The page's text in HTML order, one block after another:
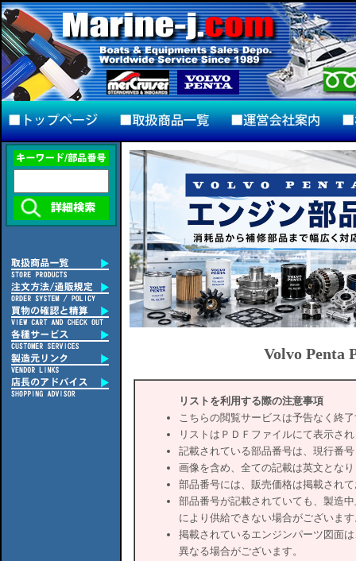
Volvo Penta
リストを利用する際の注意事項
こちらの閲覧サービスは予告なく終
リストはＰＤＦファイルにて表示さ
記載されている部品番号は、現行番
画像を含め、全ての記載は英文とな
部品番号には、販売価格は掲載され
部品番号が記載されていても、製造
により供給できない場合がございま
掲載されているエンジンパーツ図面
異なる場合がございます。